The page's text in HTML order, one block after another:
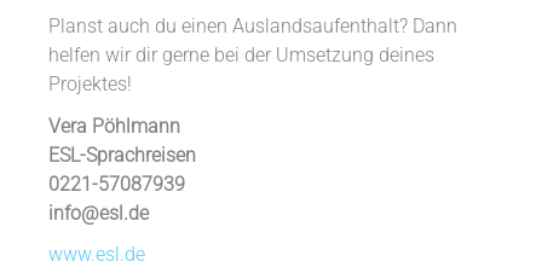
Planst auch du einen Auslandsaufenthalt? Dann
helfen wir dir gerne bei der Umsetzung deines
Projektes!
Vera Pöhlmann
ESL-Sprachreisen
0221-57087939
info@esl.de
www.esl.de